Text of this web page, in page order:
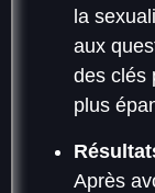
la
aux
des clés
plus
Après